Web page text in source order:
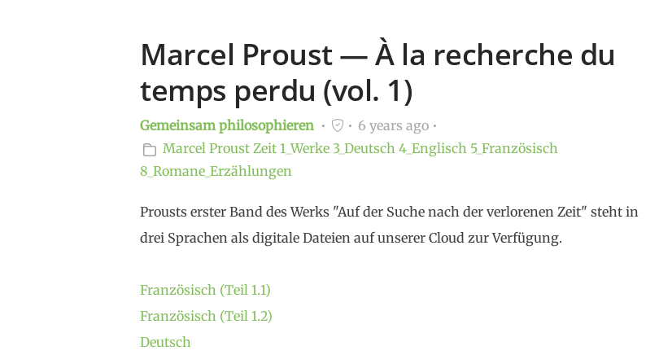
Marcel Proust ­­— À la recherche du
temps perdu (vol. 1)
Gemeinsam philosophieren
6 years ago
Marcel Proust Zeit 1_Werke 3_Deutsch 4_Englisch 5_Französisch
8_Romane_Erzählungen
Prousts erster Band des Werks "Auf der Suche nach der verlorenen Zeit" steht in
drei Sprachen als digitale Dateien auf unserer Cloud zur Verfügung.
Französisch (Teil 1.1)
Französisch (Teil 1.2)
Deutsch